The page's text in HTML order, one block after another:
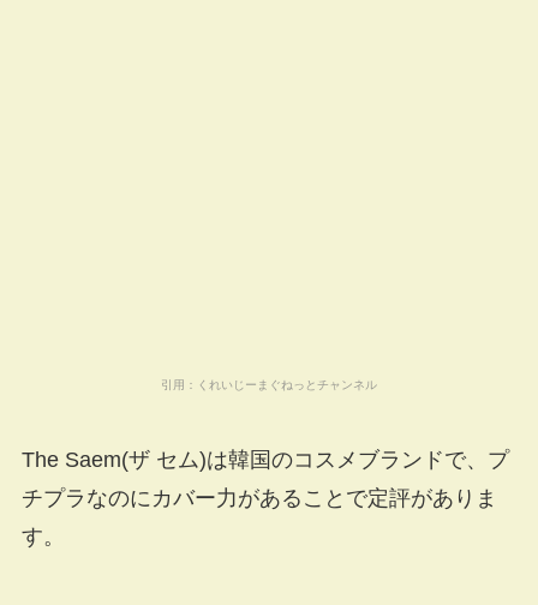
引用： くれいじーまぐねっとチャンネル
The Saem(ザ セム)は韓国のコスメブランドで、プ
チプラなのにカバー力があることで定評がありま
す。